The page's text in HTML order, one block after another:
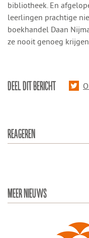
bibliotheek. En
leerlingen prachtige
boekhandel Daan
ze nooit genoeg
DEEL DIT BERICHT
REAGEREN
MEER NIEUWS